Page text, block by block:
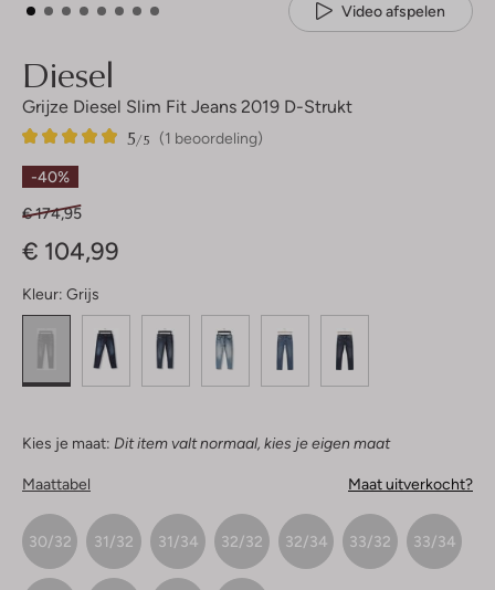
Video afspelen
Diesel
Grijze Diesel Slim Fit Jeans 2019 D-Strukt
(1 beoordeling)
5/5
1
5
Sterren
-40%
€ 174,95
€ 104,99
Kleur: Grijs
Kies je maat: Dit item valt normaal, kies je eigen maat
Maattabel Maat uitverkocht?
30/32 31/32 31/34 32/32 32/34 33/32 33/34